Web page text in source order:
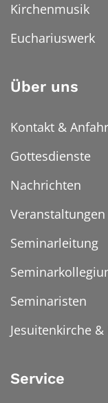
Kirchenmusik
Euchariuswerk
Über uns
Kontakt &
Gottesdienste
Nachrichten
Veranstaltungen
Seminarleitung
Seminaristen
Jesuitenkirche &
Service